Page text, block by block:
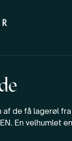
af de få lagerøl fra
En velhumlet